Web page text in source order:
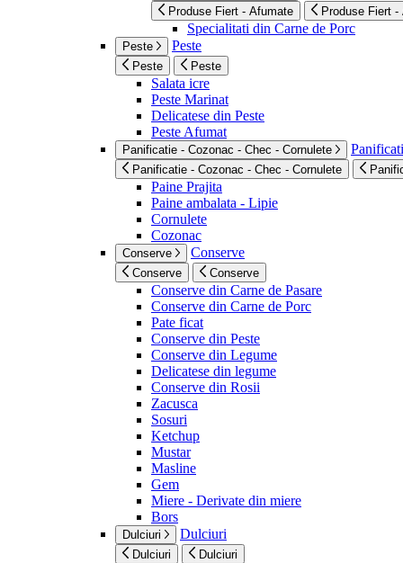
Produse Fiert - Afumate Produse Fiert -
Specialitati din Carne de Porc
Peste Peste
Peste Peste
Salata icre
Peste Marinat
Delicatese din Peste
Peste Afumat
Panificatie - Cozonac - Chec - Cornulete
Panificatie - Cozonac - Chec - Cornulete
Paine Prajita
Paine ambalata - Lipie
Cornulete
Cozonac
Conserve Conserve
Conserve Conserve
Conserve din Carne de Pasare
Conserve din Carne de Porc
Pate ficat
Conserve din Peste
Conserve din Legume
Delicatese din legume
Conserve din Rosii
Zacusca
Sosuri
Ketchup
Mustar
Masline
Gem
Miere - Derivate din miere
Bors
Dulciuri Dulciuri
Dulciuri Dulciuri